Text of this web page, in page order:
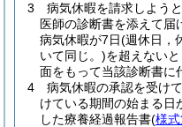
3
病気休暇を請求しよう
医師の診断書を添えて届
病気休暇が7日(週休日，
いて同じ。)を超えない
面をもって当該診断書に
4
病気休暇の承認を受け
けている期間の始まる日
した療養経過報告書(様